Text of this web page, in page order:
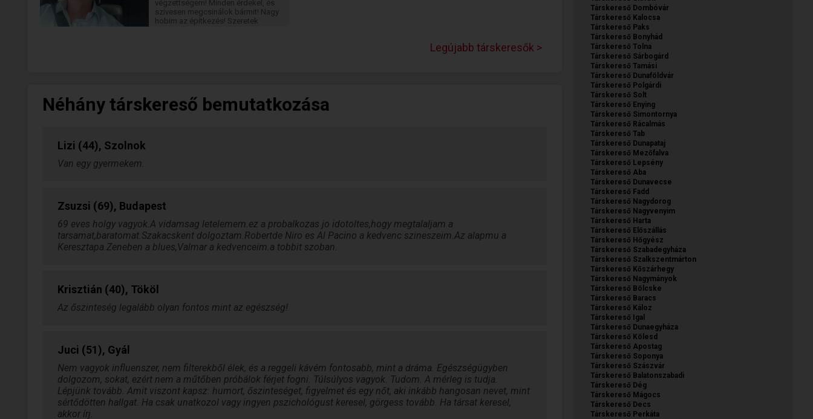
végzettségem! Minden érdekel, és
szívesen megcsinálok bármit! Nagy
hobim az építkezés! Szeretek
járni.De különben itt a piciny
faluban ahol élek,itt is jól érzem
Legújabb társkeresők >
Néhány társkereső bemutatkozása
Lizi (44), Szolnok
Van egy gyermekem.
Zsuzsi (69), Budapest
69 eves holgy vagyok.A vidamsag letelemem.ez a probalkozas jo idotoltes,hogy megtalaljam a
tarsamat,baratomat.Szakacskent dolgoztam.Robertde Niro es Al Pacino a kedvenc szineszeim.Az alapmu a
Keresztapa.Zeneben a blues,Valmar a kedvenceim.a tobbit szoban.
Krisztián (40), Tököl
Az őszinteség legalább olyan fontos mint az egészség!
Juci (51), Gyál
Nem vagyok influenszer, nem filterekből élek, és a reggeli kávém fontosabb, mint a dráma. Egészségügyben
dolgozom, sokat, ezért nem a műtőben próbálok férjet fogni. Túlsúlyos vagyok. Tudom. A mérleg is tudja.
Lépjünk tovább. Amit viszont kapsz: humort, őszinteséget, figyelmet és egy nőt, aki inkább hangosan nevet, mint
sértődötten hallgat. Ha csak unatkozol vagy ingyen pszichológust keresel, görgess tovább. Ha társat keresel,
akkor írj.
Társkereső Dombóvár
Társkereső Kalocsa
Társkereső Paks
Társkereső Bonyhád
Társkereső Tolna
Társkereső Sárbogárd
Társkereső Tamási
Társkereső Dunaföldvár
Társkereső Polgárdi
Társkereső Solt
Társkereső Enying
Társkereső Simontornya
Társkereső Rácalmás
Társkereső Tab
Társkereső Dunapataj
Társkereső Mezőfalva
Társkereső Lepsény
Társkereső Aba
Társkereső Dunavecse
Társkereső Fadd
Társkereső Nagydorog
Társkereső Nagyvenyim
Társkereső Harta
Társkereső Előszállás
Társkereső Hőgyész
Társkereső Szabadegyháza
Társkereső Szalkszentmárton
Társkereső Kőszárhegy
Társkereső Nagymányok
Társkereső Bölcske
Társkereső Baracs
Társkereső Káloz
Társkereső Igal
Társkereső Dunaegyháza
Társkereső Kölesd
Társkereső Apostag
Társkereső Soponya
Társkereső Szászvár
Társkereső Balatonszabadi
Társkereső Dég
Társkereső Mágocs
Társkereső Decs
Társkereső Perkáta